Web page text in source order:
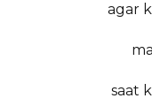
agar
saat